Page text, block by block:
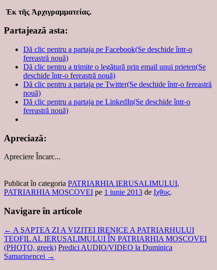
Ἐκ τῆς Ἀρχιγραμματείας.
Partajează asta:
Dă clic pentru a partaja pe Facebook(Se deschide într-o
fereastră nouă)
Dă clic pentru a trimite o legătură prin email unui prieten(Se
deschide într-o fereastră nouă)
Dă clic pentru a partaja pe Twitter(Se deschide într-o fereastră
nouă)
Dă clic pentru a partaja pe LinkedIn(Se deschide într-o
fereastră nouă)
Apreciază:
Apreciere Încarc...
Publicat în categoria PATRIARHIA IERUSALIMULUI,
PATRIARHIA MOSCOVEI pe 1 iunie 2013 de Ιχθυς.
Navigare în articole
← A ŞAPTEA ZI A VIZITEI IRENICE A PATRIARHULUI
TEOFIL AL IERUSALIMULUI ÎN PATRIARHIA MOSCOVEI
(PHOTO, greek) Predici AUDIO/VIDEO la Duminica
Samarinencei →